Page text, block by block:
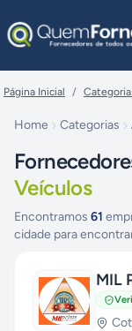
Página Inicial /
Home Categorias
Veículos
Encontramos 61
cidade para
MIL